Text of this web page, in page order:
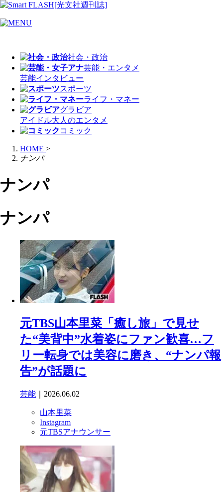
社会・政治
芸能・エンタメ
芸能インタビュー
スポーツ
ライフ・マネー
グラビア
アイドル大人のエンタメ
コミック
HOME >
ナンパ
ナンパ
ナンパ
元TBS山本里菜「癒し旅」で見せ
た“美背中”水着姿にファン歓喜…フ
リー転身では美容に磨き、“ナンパ報
告”が話題に
芸能 ｜2026.06.02
山本里菜
Instagram
元TBSアナウンサー